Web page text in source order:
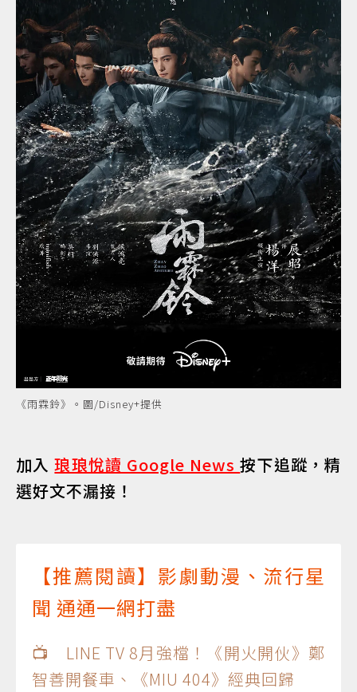
《雨霖鈴》。圖/Disney+提供
加入琅琅悅讀 Google News按下追蹤，精
選好文不漏接！
【推薦閱讀】影劇動漫、流行星
聞 通通一網打盡
📺 LINE TV 8月強檔！《開火開伙》鄭
智善開餐車、《MIU 404》經典回歸